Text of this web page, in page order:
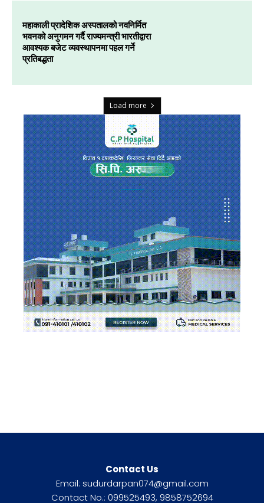
महाकाली प्रादेशिक अस्पतालको नवनिर्मित
भवनको अनुगमन गर्दै राज्यमन्त्री भारतीद्वारा
आवश्यक बजेट व्यवस्थापनमा पहल गर्ने
प्रतिबद्धता
Load more
Contact Us
Email: sudurdarpan074@gmail.com
Contact No.: 099525493, 9858752694